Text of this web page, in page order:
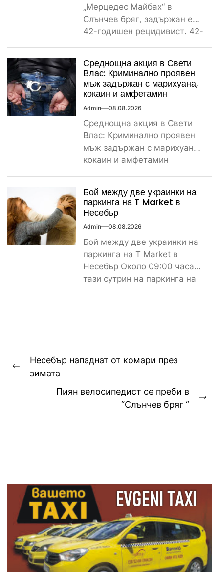
„Мерцедес Майбах“ в
Слънчев бряг, задържан е
42-годишен рецидивист. 42-
ямболското...
Среднощна акция в Свети
Влас: Криминално проявен
мъж задържан с марихуана,
кокаин и амфетамин
Admin 08.08.2026
Среднощна акция в Свети
Влас: Криминално проявен
мъж задържан с марихуана,
кокаин и амфетамин
Бой между две украинки на
паркинга на T Market в
Несебър
Admin 08.08.2026
Бой между две украинки на
паркинга на T Market в
Несебър Около 09:00 часа
тази сутрин на паркинга на
Навигация
Previous
Несебър нападнат от комари през
зимата
Пиян велосипедист се преби в
“Слънчев бряг “